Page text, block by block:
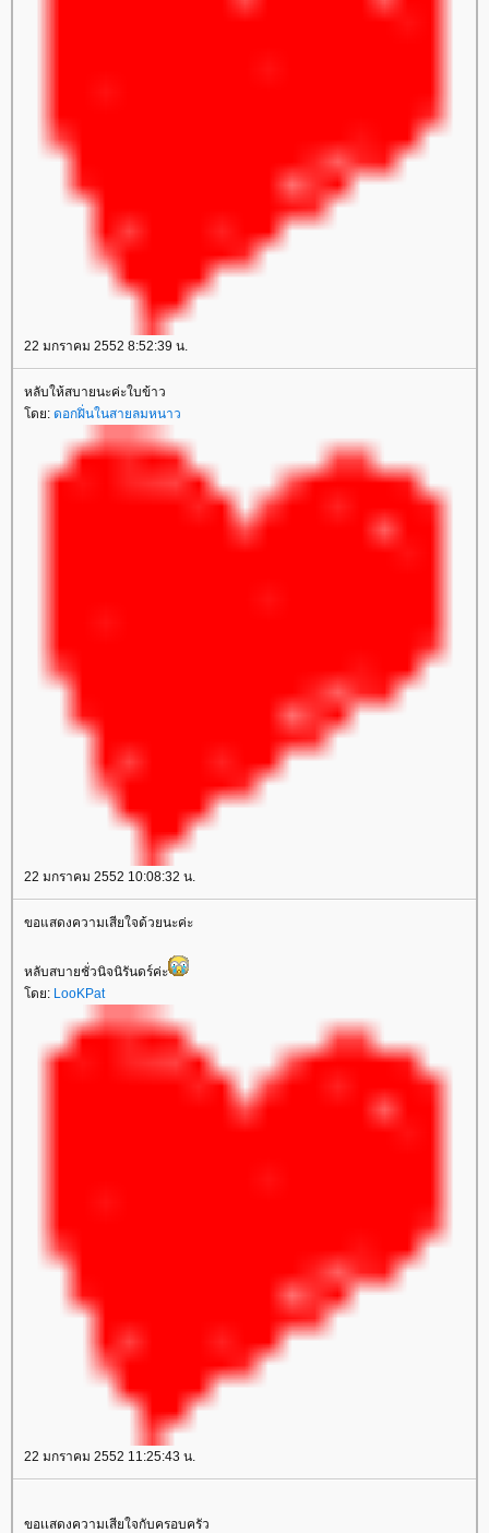
22 มกราคม 2552 8:52:39 น.
หลับให้สบายนะค่ะใบข้าว
ดย: ดอกฝิ่นในสายลมหนาว
22 มกราคม 2552 10:08:32 น.
ขอแสดงความเสียใจด้วยนะค่ะ
หลับสบายชั่วนิจนิรันดร์ค่ะ
ดย: LooKPat
22 มกราคม 2552 11:25:43 น.
ขอเเสดงความเสียใจกับครอบครัว